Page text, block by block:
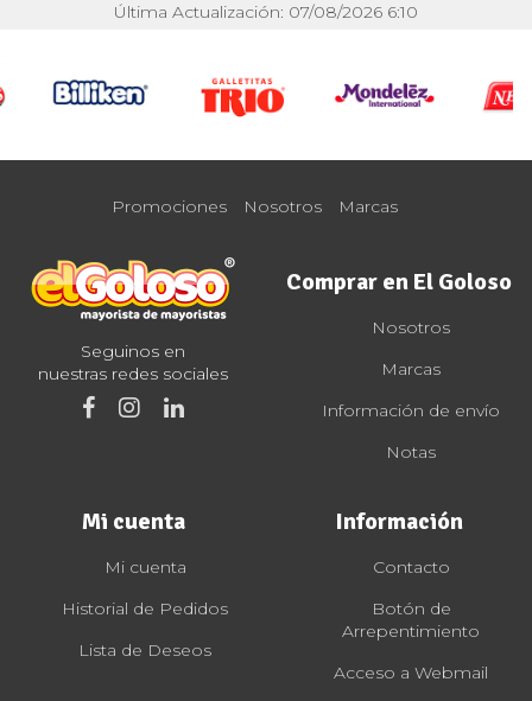
Última Actualización: 07/08/2026 6:10
Promociones Nosotros Marcas
Seguinos en
nuestras redes sociales
Comprar en El Goloso
Nosotros
Marcas
Información de envío
Notas
Mi cuenta
Mi cuenta
Historial de Pedidos
Lista de Deseos
Información
Contacto
Botón de
Arrepentimiento
Acceso a Webmail